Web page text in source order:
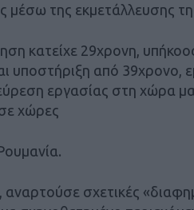
μέσω της εκμετάλλευσης
κατείχε 29χρονη,
υποστήριξη από 39χρονο,
εργασίας στη χώρα
χώρες
αναρτούσε σχετικές